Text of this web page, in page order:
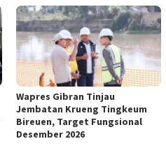
Wapres Gibran Tinjau
Jembatan Krueng Tingkeum
Bireuen, Target Fungsional
Desember 2026